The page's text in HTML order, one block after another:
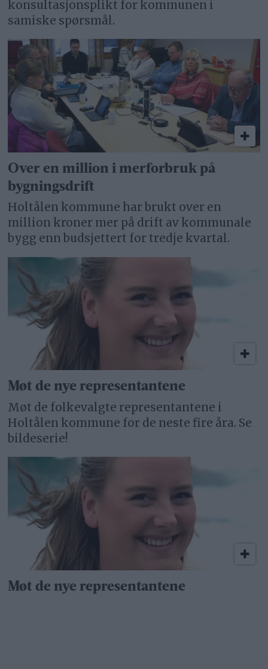
konsultasjonsplikt for kommunen i
samiske spørsmål.
Over en million i merforbruk på
bygningsdrift
Holtålen kommune har brukt over en
million kroner mer på drift av kommunale
bygg enn budsjettert for tredje kvartal.
Møt de nye representantene
Møt de folkevalgte representantene i
Holtålen kommune for de neste fire åra. Se
bildeserie!
Møt de nye representantene